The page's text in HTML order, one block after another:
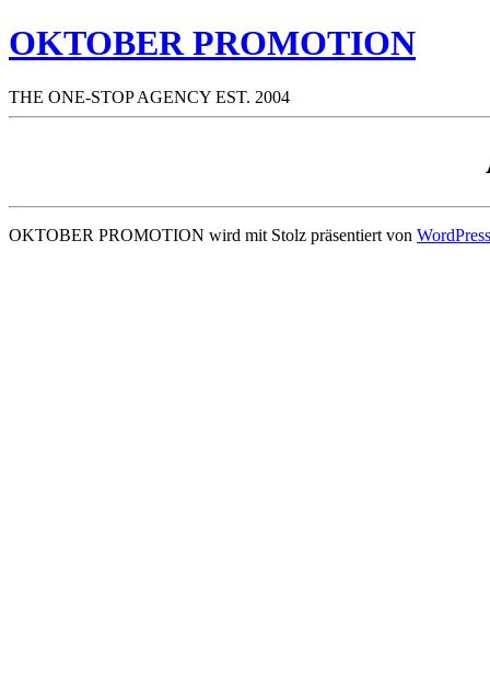
OKTOBER PROMOTION
THE ONE-STOP AGENCY EST. 2004
OKTOBER PROMOTION wird mit Stolz präsentiert von WordPress